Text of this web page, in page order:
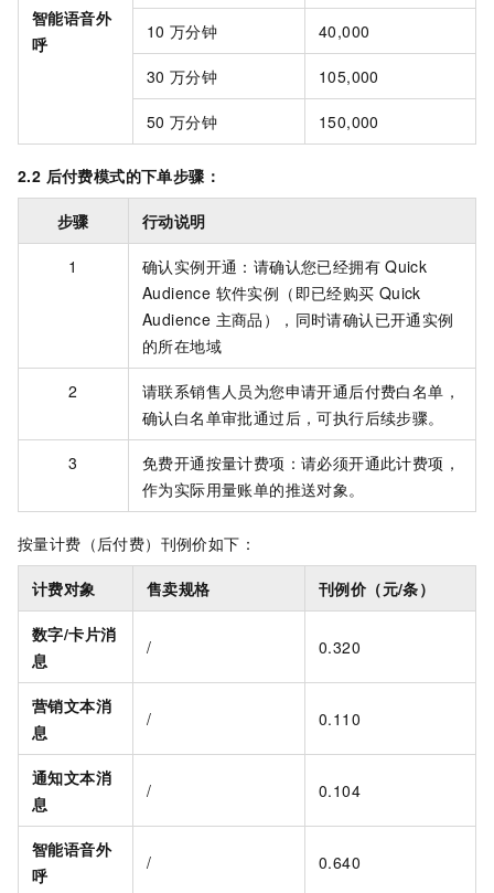
智能语音外
呼
10 万分钟 40,000
30 万分钟 105,000
50 万分钟 150,000
2.2 后付费模式的下单步骤：
步骤 行动说明
1 确认实例开通：请确认您已经拥有 Quick
Audience 软件实例（即已经购买 Quick
Audience 主商品），同时请确认已开通实例
的所在地域
2
请联系销售人员为您申请开通后付费白名单，
确认白名单审批通过后，可执行后续步骤。
3
免费开通按量计费项：请必须开通此计费项，
作为实际用量账单的推送对象。
按量计费（后付费）刊例价如下：
计费对象 售卖规格 刊例价（元/条）
数字/卡片消
息
/ 0.320
营销文本消
息
/ 0.110
通知文本消
息
/ 0.104
智能语音外
呼
/ 0.640